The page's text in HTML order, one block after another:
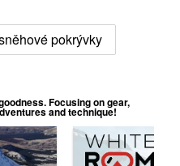
pokrývky